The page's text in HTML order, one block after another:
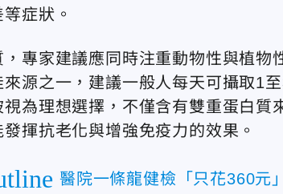
症狀。
專家建議應同時注重動物性與植物
源之一，建議一般人每天可攝取1
為理想選擇，不僅含有雙重蛋白質
揮抗老化與增強免疫力的效果。
醫院一條龍健檢「只花360元